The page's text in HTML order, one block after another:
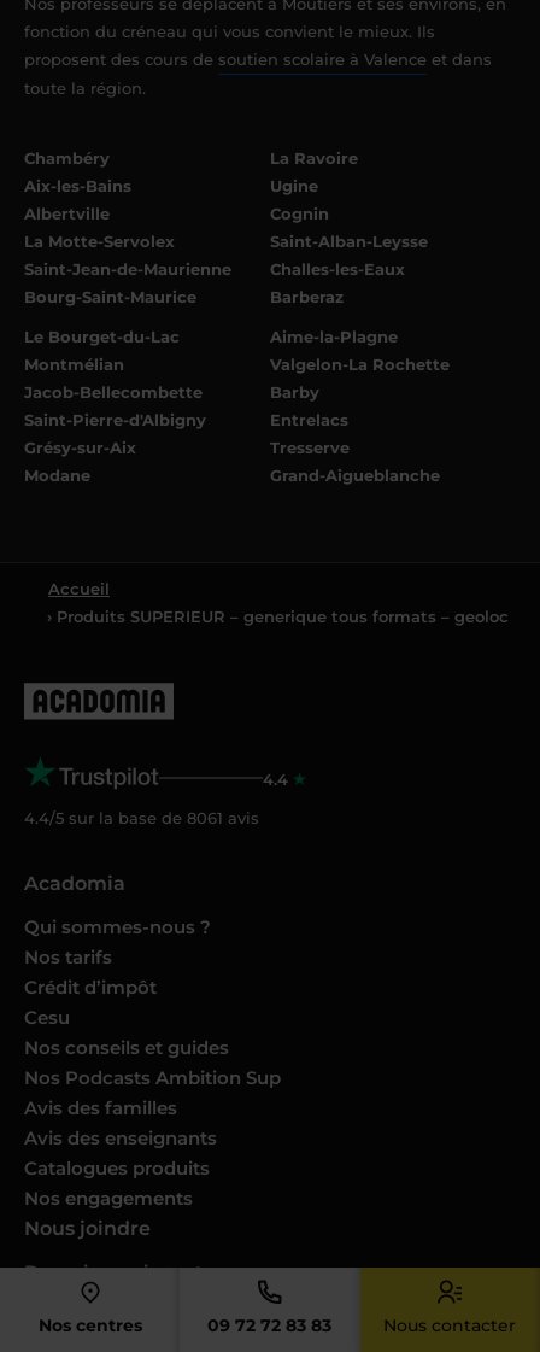
Nos centres 09 72 72 83 83 Nous contacter
fonction du créneau qui vous convient le mieux. Ils
proposent des cours de soutien scolaire à Valence et dans
toute la région.
Chambéry
Aix-les-Bains
Albertville
La Motte-Servolex
Saint-Jean-de-Maurienne
Bourg-Saint-Maurice
La Ravoire
Ugine
Cognin
Saint-Alban-Leysse
Challes-les-Eaux
Barberaz
Le Bourget-du-Lac
Montmélian
Jacob-Bellecombette
Saint-Pierre-d'Albigny
Grésy-sur-Aix
Modane
Aime-la-Plagne
Valgelon-La Rochette
Barby
Entrelacs
Tresserve
Grand-Aigueblanche
Accueil
› Produits SUPERIEUR – generique tous formats – geoloc
4.4
4.4/5 sur la base de 8061 avis
Acadomia
Qui sommes-nous ?
Nos tarifs
Crédit d’impôt
Cesu
Nos conseils et guides
Nos Podcasts Ambition Sup
Avis des familles
Avis des enseignants
Catalogues produits
Nos engagements
Nous joindre
Devenir enseignant
Devenir professeur musique
Trouver un cours dans ma ville